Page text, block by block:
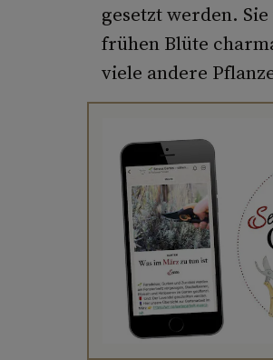
gesetzt werden.
frühen Blüte
viele andere